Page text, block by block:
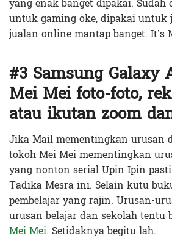
untuk gaming oke, dipakai untuk
jualan online mantap banget. It’s
#3 Samsung Galaxy
Mei Mei foto-foto,
atau ikutan zoom
Jika Mail mementingkan urusan
tokoh Mei Mei mementingkan
yang nonton serial Upin Ipin
Tadika Mesra ini. Selain kutu
pembelajar yang rajin. Urusan-
urusan belajar dan sekolah tentu
Mei Mei. Setidaknya begitu lah.